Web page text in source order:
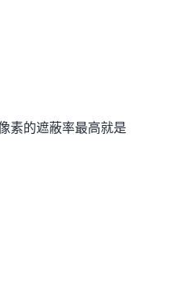
素的遮蔽率最高就是